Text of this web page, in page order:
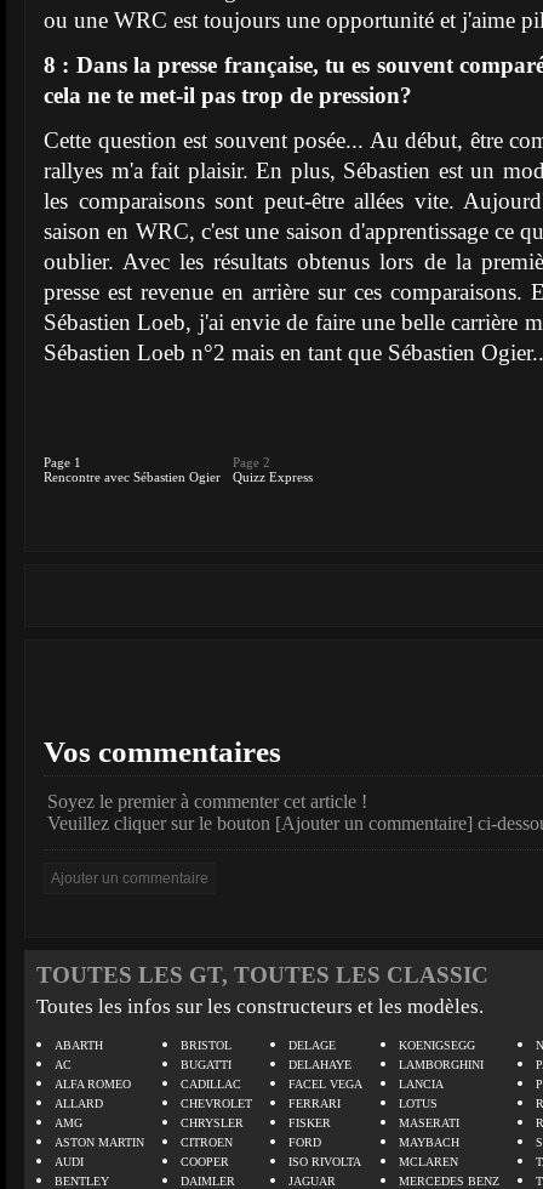
ou une WRC est toujours une opportunité et j'aime
8 : Dans la presse française, tu es souvent
cela ne te met-il pas trop de pression?
Cette question est souvent posée... Au début, être
rallyes m'a fait plaisir. En plus, Sébastien est un
les comparaisons sont peut-être allées vite.
saison en WRC, c'est une saison d'apprentissage ce
oublier. Avec les résultats obtenus lors de la
presse est revenue en arrière sur ces
Sébastien Loeb, j'ai envie de faire une belle carrière
Sébastien Loeb n°2 mais en tant que Sébastien
Page 1
Rencontre avec Sébastien Ogier
Page 2
Quizz Express
Vos commentaires
Soyez le premier à commenter cet article !
Veuillez cliquer sur le bouton [Ajouter un commentaire] ci-
TOUTES LES GT, TOUTES LES CLASSIC
Toutes les infos sur les constructeurs et les modèles.
ABARTH
AC
ALFA ROMEO
ALLARD
AMG
ASTON MARTIN
AUDI
BENTLEY
BRISTOL
BUGATTI
CADILLAC
CHEVROLET
CHRYSLER
CITROEN
COOPER
DAIMLER
DELAGE
DELAHAYE
FACEL VEGA
FERRARI
FISKER
FORD
ISO RIVOLTA
JAGUAR
KOENIGSEGG
LAMBORGHINI
LANCIA
LOTUS
MASERATI
MAYBACH
MCLAREN
MERCEDES BENZ